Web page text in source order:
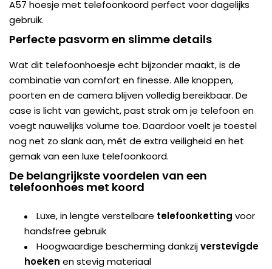
A57 hoesje met telefoonkoord perfect voor dagelijks
gebruik.
Perfecte pasvorm en slimme details
Wat dit telefoonhoesje echt bijzonder maakt, is de
combinatie van comfort en finesse. Alle knoppen,
poorten en de camera blijven volledig bereikbaar. De
case is licht van gewicht, past strak om je telefoon en
voegt nauwelijks volume toe. Daardoor voelt je toestel
nog net zo slank aan, mét de extra veiligheid en het
gemak van een luxe telefoonkoord.
De belangrijkste voordelen van een
telefoonhoes met koord
Luxe, in lengte verstelbare telefoonketting voor
handsfree gebruik
Hoogwaardige bescherming dankzijverstevigde
hoeken en stevig materiaal